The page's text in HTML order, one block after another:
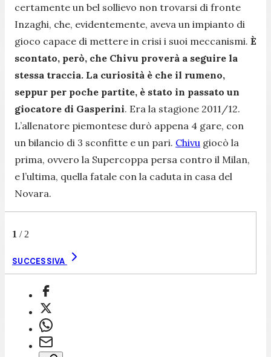
certamente un bel sollievo non trovarsi di fronte
Inzaghi, che, evidentemente, aveva un impianto di
gioco capace di mettere in crisi i suoi meccanismi. È
scontato, però, che Chivu proverà a seguire la
stessa traccia. La curiosità è che il rumeno,
seppur per poche partite, è stato in passato un
giocatore di Gasperini. Era la stagione 2011/12.
L’allenatore piemontese durò appena 4 gare, con
un bilancio di 3 sconfitte e un pari. Chivu giocò la
prima, ovvero la Supercoppa persa contro il Milan,
e l’ultima, quella fatale con la caduta in casa del
Novara.
1 / 2
SUCCESSIVA